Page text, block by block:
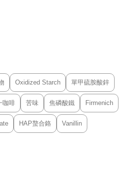
Oxidized Starch 單甲硫胺酸鋅
咖啡 苦味 焦磷酸鐵 Firmenich
HAP螯合鉻 Vanillin